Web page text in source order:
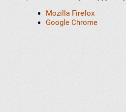
Mozilla Firefox
Google Chrome